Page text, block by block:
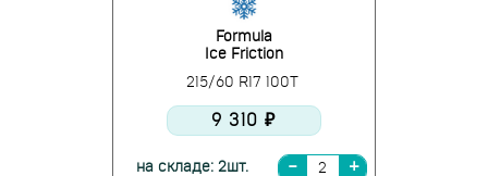
Formula
Ice Friction
215/60 R17 100T
9 310 ₽
на складе: 2шт.